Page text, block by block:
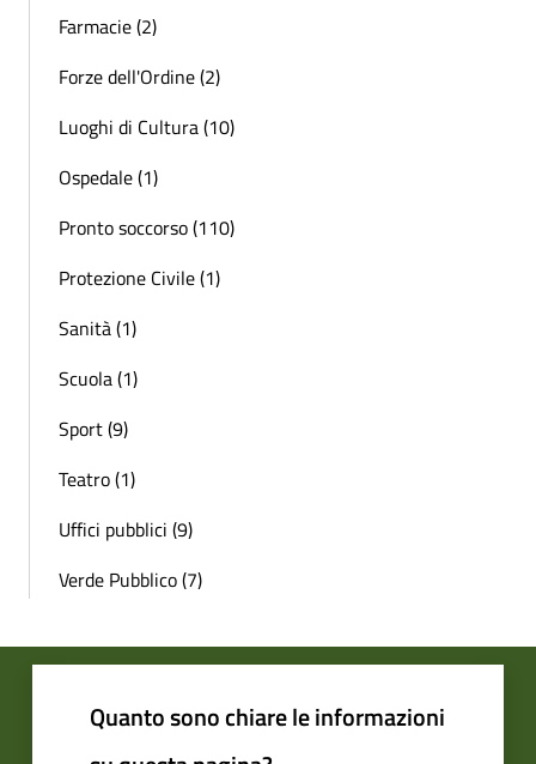
Farmacie (2)
Forze dell'Ordine (2)
Luoghi di Cultura (10)
Ospedale (1)
Pronto soccorso (110)
Protezione Civile (1)
Sanità (1)
Scuola (1)
Sport (9)
Teatro (1)
Uffici pubblici (9)
Verde Pubblico (7)
Quanto sono chiare le informazioni